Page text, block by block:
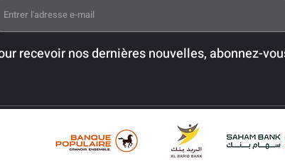
recevoir nos dernières nouvelles, abonnez-